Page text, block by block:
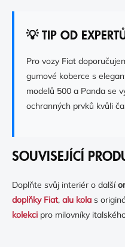
💡 TIP OD
Pro vozy Fiat
gumové koberce s
modelů 500 a Panda se
ochranných prvků kvůli
SOUVISEJÍCÍ
Doplňte svůj interiér o další
doplňky Fiat, alu kola s
kolekci pro milovníky